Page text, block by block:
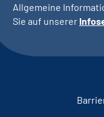
Allgemeine
Sie auf unserer